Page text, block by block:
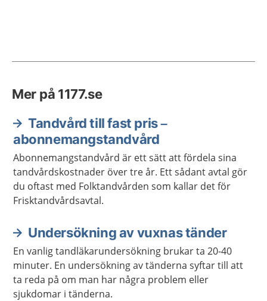
Mer på 1177.se
Tandvård till fast pris –
abonnemangstandvård
Abonnemangstandvård är ett sätt att fördela sina
tandvårdskostnader över tre år. Ett sådant avtal gör
du oftast med Folktandvården som kallar det för
Frisktandvårdsavtal.
Undersökning av vuxnas tänder
En vanlig tandläkarundersökning brukar ta 20-40
minuter. En undersökning av tänderna syftar till att
ta reda på om man har några problem eller
sjukdomar i tänderna.